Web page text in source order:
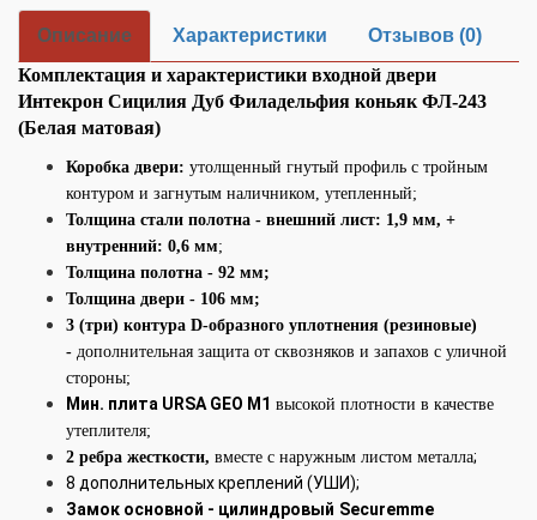
Описание Характеристики
Отзывов (0)
Комплектация и характеристики входной двери
Интекрон Сицилия Дуб Филадельфия коньяк ФЛ-243
(Белая матовая)
Коробка двери: утолщенный гнутый профиль с тройным
контуром и загнутым наличником, утепленный;
Толщина стали полотна - внешний лист: 1,9 мм, +
внутренний: 0,6 мм;
Толщина полотна - 92 мм;
Толщина двери - 106 мм;
3 (три) контура D-образного уплотнения (резиновые)
- дополнительная защита от сквозняков и запахов с уличной
стороны;
Мин. плита URSA GEO М1 высокой плотности в качестве
утеплителя;
2 ребра жесткости, вместе с наружным листом металла;
8 дополнительных креплений (УШИ);
Замок основной - цилиндровый Securemme